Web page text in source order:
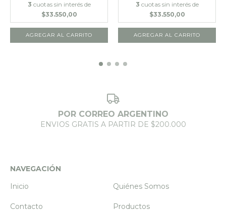
3 cuotas sin interés de
$33.550,00
3 cuotas sin interés de
$33.550,00
POR CORREO ARGENTINO
ENVIOS GRATIS A PARTIR DE $200.000
NAVEGACIÓN
Inicio
Quiénes Somos
Contacto Productos